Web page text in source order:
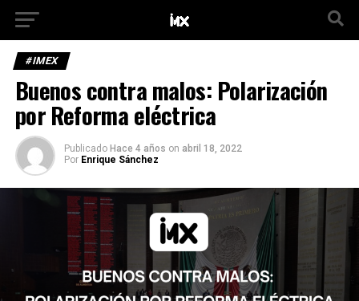
#IMEX
Buenos contra malos: Polarización
por Reforma eléctrica
Publicado Hace 4 años on abril 18, 2022
Por Enrique Sánchez